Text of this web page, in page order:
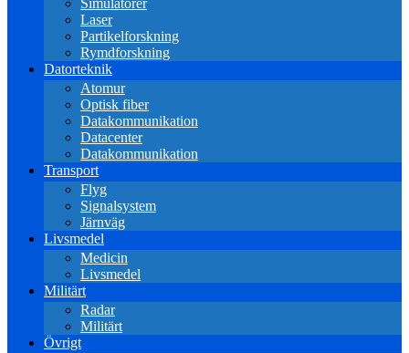
Simulatorer
Laser
Partikelforskning
Rymdforskning
Datorteknik
Atomur
Optisk fiber
Datakommunikation
Datacenter
Datakommunikation
Transport
Flyg
Signalsystem
Järnväg
Livsmedel
Medicin
Livsmedel
Militärt
Radar
Militärt
Övrigt